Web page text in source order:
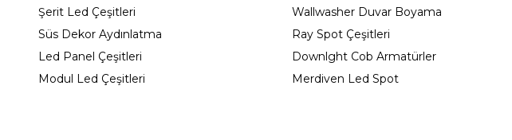
Şerit Led Çeşitleri
Süs Dekor Aydınlatma
Led Panel Çeşitleri
Modul Led Çeşitleri
Wallwasher Duvar Boyama
Ray Spot Çeşitleri
Downlght Cob Armatürler
Merdiven Led Spot